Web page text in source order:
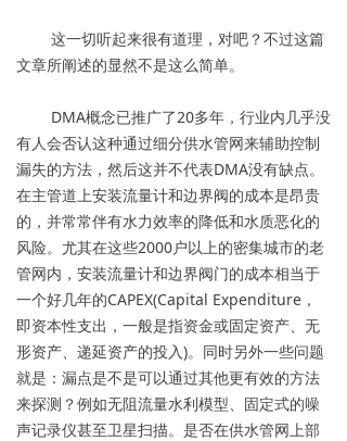
这一切听起来很有道理，对吧？不过这篇
文章所阐述的显然不是这么简单。
DMA概念已推广了20多年，行业内几乎没
有人会否认这种通过细分供水管网来辅助控制
漏失的方法，然后这并不代表DMA没有缺点。
在主管道上安装流量计和边界阀的成本是昂贵
的，并常常伴有水力效率的降低和水质恶化的
风险。尤其在这些2000户以上的密集城市的老
管网内，安装流量计和边界阀门的成本相当于
一个好几年的CAPEX(Capital Expenditure，
即资本性支出，一般是指资金或固定资产、无
形资产、递延资产的投入)。同时另外一些问题
就是：漏点是不是可以通过其他更有效的方法
来探测？例如无阻流量水利模型、固定式的噪
声记录仪甚至卫星扫描。是否在供水管网上部